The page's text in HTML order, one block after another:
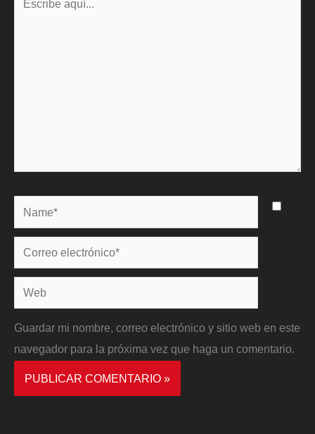
Name*
Correo
electrónico*
Web
Guardar mi nombre, correo electrónico y sitio web en este
navegador para la próxima vez que haga un comentario.